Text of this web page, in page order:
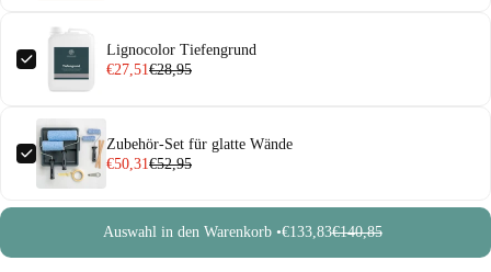
Lignocolor Tiefengrund
€27,51€28,95
Zubehör-Set für glatte Wände
€50,31€52,95
Auswahl in den Warenkorb •€133,83€140,85